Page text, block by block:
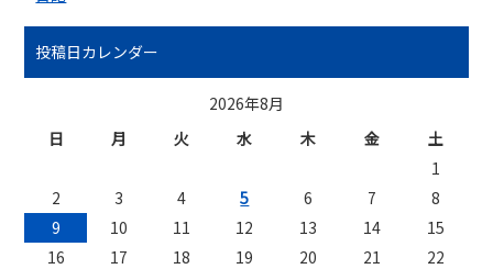
投稿日カレンダー
2026年8月
日
月 火 水 木 金 土
1
2
3 4 5 6 7
8
9
10 11 12 13 14
15
16
17 18 19 20 21
22